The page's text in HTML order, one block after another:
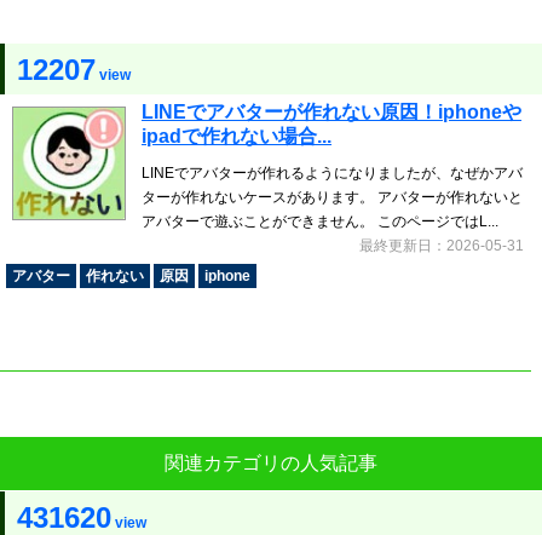
12207 view
LINEでアバターが作れない原因！iphoneや
ipadで作れない場合...
LINEでアバターが作れるようになりましたが、なぜかアバ
ターが作れないケースがあります。 アバターが作れないと
アバターで遊ぶことができません。 このページではL...
最終更新日：2026-05-31
アバター
作れない 原因 iphone
関連カテゴリの人気記事
431620 view